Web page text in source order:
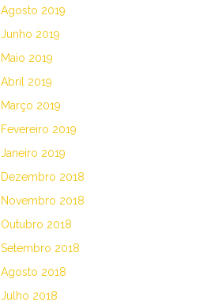
Agosto 2019
Junho 2019
Maio 2019
Abril 2019
Março 2019
Fevereiro 2019
Janeiro 2019
Dezembro 2018
Novembro 2018
Outubro 2018
Setembro 2018
Agosto 2018
Julho 2018